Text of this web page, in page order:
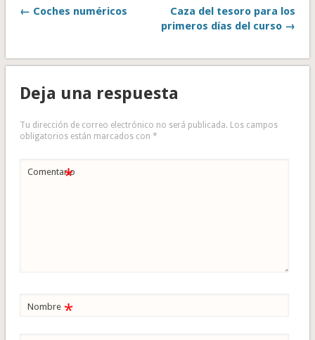
← Coches numéricos
Caza del tesoro para los
primeros días del curso →
Deja una respuesta
Tu dirección de correo electrónico no será publicada. Los campos
obligatorios están marcados con *
Comentario
*
Nombre *